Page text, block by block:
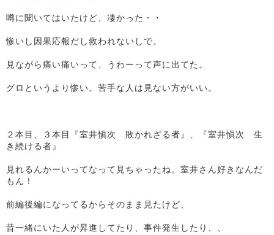
噂に聞いてはいたけど、凄かった・・
惨いし因果応報だし救われないしで。
見ながら痛い痛いって、うわーって声に出てた。
グロというより惨い。苦手な人は見ない方がいい。
２本目、３本目『室井愼次 敗かれざる者』、『室井愼次 生
き続ける者』
見れるんかーいってなって見ちゃったね。室井さん好きなんだ
もん！
前編後編になってるからそのまま見たけど、
昔一緒にいた人が昇進してたり、事件発生したり、、